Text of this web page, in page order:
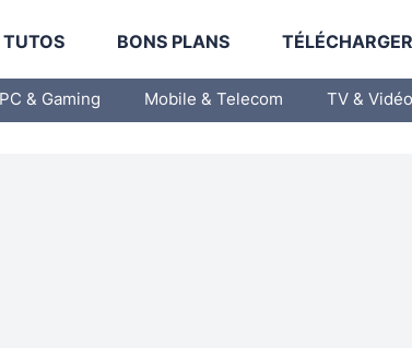
TUTOS BONS PLANS
PC & Gaming Mobile & Telecom TV & Vidéo